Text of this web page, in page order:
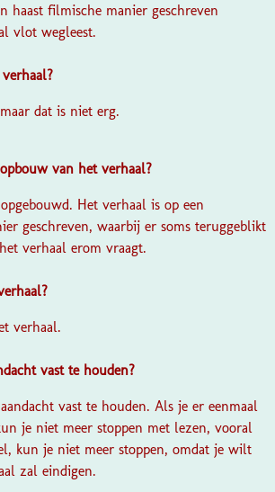
haast filmische manier geschreven
vlot wegleest.
dat is niet erg.
van het verhaal?
Het verhaal is op een
geschreven, waarbij er soms teruggeblikt
verhaal erom vraagt.
verhaal.
vast te houden?
vast te houden. Als je er eenmaal
je niet meer stoppen met lezen, vooral
kun je niet meer stoppen, omdat je wilt
zal eindigen.